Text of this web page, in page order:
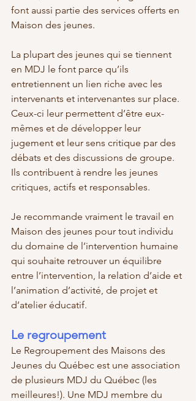
font aussi partie des services offerts en
Maison des jeunes.
La plupart des jeunes qui se tiennent
en MDJ le font parce qu’ils
entretiennent un lien riche avec les
intervenants et intervenantes sur place.
Ceux-ci leur permettent d’être eux-
mêmes et de développer leur
jugement et leur sens critique par des
débats et des discussions de groupe.
Ils contribuent à rendre les jeunes
critiques, actifs et responsables.
Je recommande vraiment le travail en
Maison des jeunes pour tout individu
du domaine de l’intervention humaine
qui souhaite retrouver un équilibre
entre l’intervention, la relation d’aide et
l’animation d’activité, de projet et
d’atelier éducatif.
Le regroupement
Le Regroupement des Maisons des
Jeunes du Québec est une association
de plusieurs MDJ du Québec (les
meilleures!). Une MDJ membre du